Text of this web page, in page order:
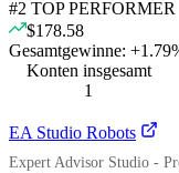
#2 TOP PERFORMER
$178.58
Gesamtgewinne: +1.79
Konten insgesamt
1
EA Studio Robots
Expert Advisor Studio -